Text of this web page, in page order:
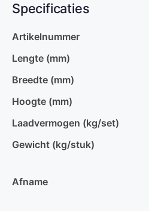
Specificaties
Artikelnummer
Lengte (mm)
Breedte (mm)
Hoogte (mm)
Laadvermogen (kg/set)
Gewicht (kg/stuk)
Afname